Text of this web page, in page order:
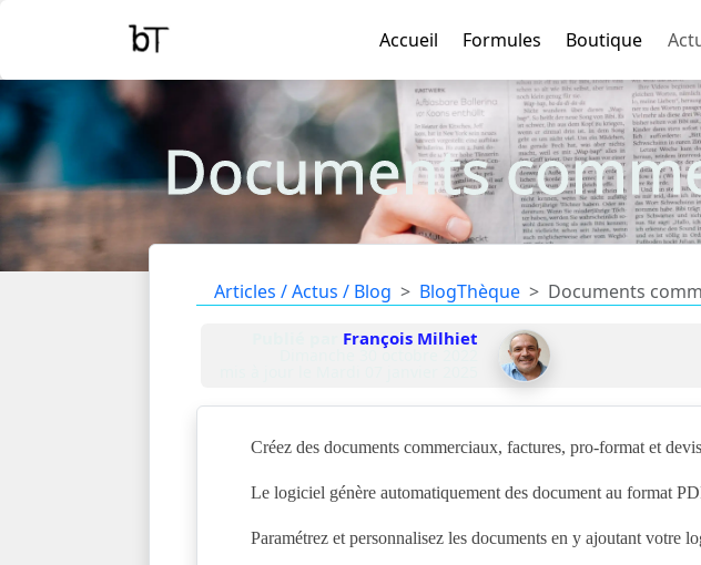
Accueil Formules Boutique
Documents
Articles / Actus / Blog BlogThèque Documents
François Milhiet
Dimanche 30 octobre 2022
Créez des documents commerciaux, factures, pro-format et
Le logiciel génère automatiquement des document au format
Paramétrez et personnalisez les documents en y ajoutant votre